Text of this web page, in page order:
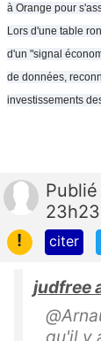
à Orange pour
Lors d'une table
d'un "signal
de données,
investissements
Publié
23h23
!
citer
judfree
qu'il y